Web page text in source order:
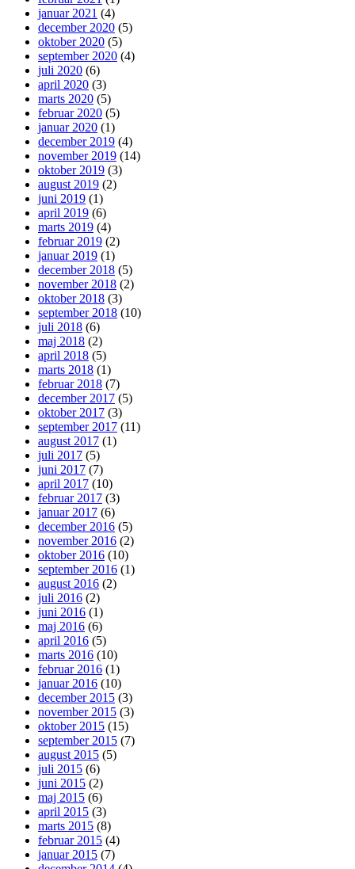
januar 2021 (4)
december 2020 (5)
oktober 2020 (5)
september 2020 (4)
juli 2020 (6)
april 2020 (3)
marts 2020 (5)
februar 2020 (5)
januar 2020 (1)
december 2019 (4)
november 2019 (14)
oktober 2019 (3)
august 2019 (2)
juni 2019 (1)
april 2019 (6)
marts 2019 (4)
februar 2019 (2)
januar 2019 (1)
december 2018 (5)
november 2018 (2)
oktober 2018 (3)
september 2018 (10)
juli 2018 (6)
maj 2018 (2)
april 2018 (5)
marts 2018 (1)
februar 2018 (7)
december 2017 (5)
oktober 2017 (3)
september 2017 (11)
august 2017 (1)
juli 2017 (5)
juni 2017 (7)
april 2017 (10)
februar 2017 (3)
januar 2017 (6)
december 2016 (5)
november 2016 (2)
oktober 2016 (10)
september 2016 (1)
august 2016 (2)
juli 2016 (2)
juni 2016 (1)
maj 2016 (6)
april 2016 (5)
marts 2016 (10)
februar 2016 (1)
januar 2016 (10)
december 2015 (3)
november 2015 (3)
oktober 2015 (15)
september 2015 (7)
august 2015 (5)
juli 2015 (6)
juni 2015 (2)
maj 2015 (6)
april 2015 (3)
marts 2015 (8)
februar 2015 (4)
januar 2015 (7)